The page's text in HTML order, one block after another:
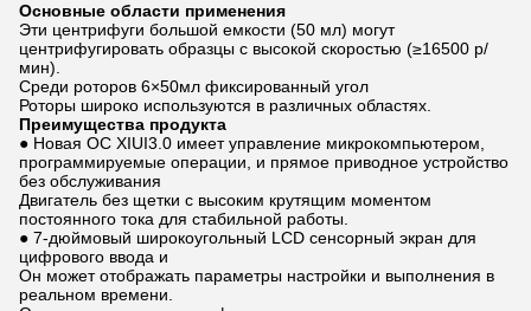
Основные области применения
Эти центрифуги большой емкости (50 мл) могут
центрифугировать образцы с высокой скоростью (≥16500 р/
мин).
Среди роторов 6×50мл фиксированный угол
Роторы широко используются в различных областях.
Преимущества продукта
● Новая ОС XIUI3.0 имеет управление микрокомпьютером,
программируемые операции, и прямое приводное устройство
без обслуживания
Двигатель без щетки с высоким крутящим моментом
постоянного тока для стабильной работы.
● 7-дюймовый широкоугольный LCD сенсорный экран для
цифрового ввода и
Он может отображать параметры настройки и выполнения в
реальном времени.